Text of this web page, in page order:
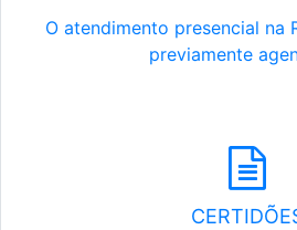
O atendimento presencial na
previamente